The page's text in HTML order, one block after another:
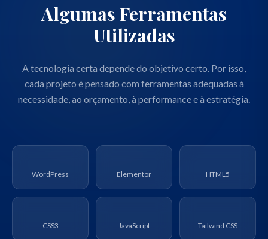
Algumas Ferramentas
Utilizadas
A tecnologia certa depende do objetivo certo. Por isso,
cada projeto é pensado com ferramentas adequadas à
necessidade, ao orçamento, à performance e à estratégia.
WordPress Elementor HTML5
CSS3 JavaScript Tailwind CSS